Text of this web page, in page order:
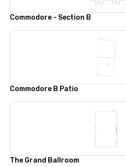
Commodore - Section B
Commodore B Patio
The Grand Ballroom